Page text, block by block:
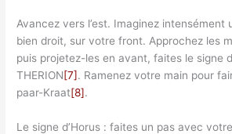
Avancez vers l’est. Imaginez intensément
bien droit, sur votre front. Approchez les
puis projetez-les en avant, faites le signe
THERION[7]. Ramenez votre main pour
paar-Kraat[8].
Le signe d’Horus : faites un pas avec